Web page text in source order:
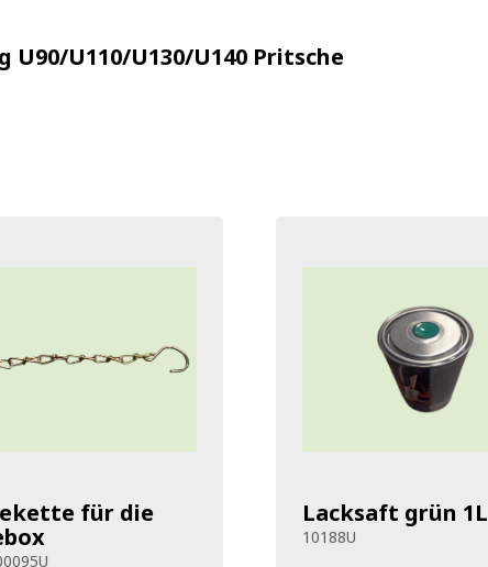
U90/U110/U130/U140 Pritsche
für die
Lacksaft grün 1L
10188U